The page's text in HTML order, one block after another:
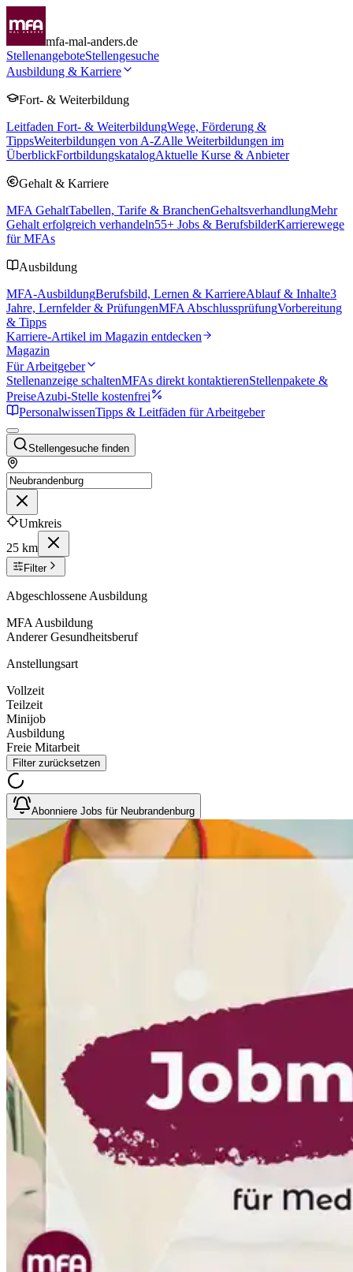
mfa-mal-anders.de
StellenangeboteStellengesuche
Ausbildung & Karriere
Fort- & Weiterbildung
Leitfaden Fort- & WeiterbildungWege, Förderung &
TippsWeiterbildungen von A-ZAlle Weiterbildungen im
ÜberblickFortbildungskatalogAktuelle Kurse & Anbieter
Gehalt & Karriere
MFA GehaltTabellen, Tarife & BranchenGehaltsverhandlungMehr
Gehalt erfolgreich verhandeln55+ Jobs & BerufsbilderKarrierewege
für MFAs
Ausbildung
MFA-AusbildungBerufsbild, Lernen & KarriereAblauf & Inhalte3
Jahre, Lernfelder & PrüfungenMFA AbschlussprüfungVorbereitung
& Tipps
Karriere-Artikel im Magazin entdecken
Magazin
Für Arbeitgeber
Stellenanzeige schaltenMFAs direkt kontaktierenStellenpakete &
PreiseAzubi-Stelle kostenfrei
PersonalwissenTipps & Leitfäden für Arbeitgeber
Stellengesuche finden
Umkreis
25 km
Filter
Abgeschlossene Ausbildung
MFA Ausbildung
Anderer Gesundheitsberuf
Anstellungsart
Vollzeit
Teilzeit
Minijob
Ausbildung
Freie Mitarbeit
Filter zurücksetzen
Abonniere Jobs für Neubrandenburg